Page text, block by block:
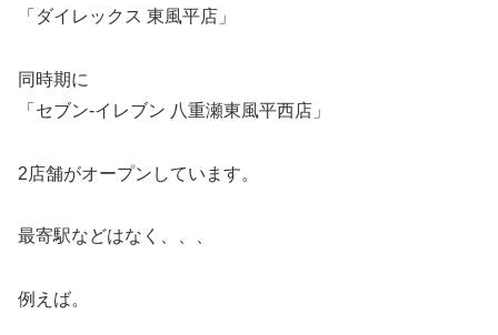
「ダイレックス 東風平店」
同時期に
「セブン-イレブン 八重瀬東風平西店」
2店舗がオープンしています。
最寄駅などはなく、、、
例えば。